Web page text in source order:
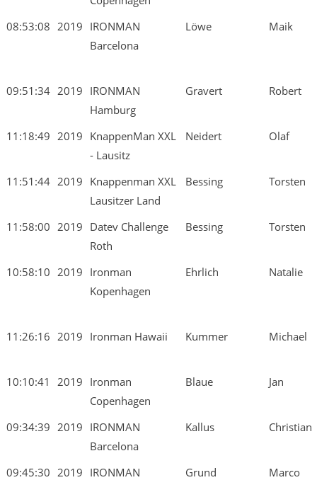
08:53:08 2019 IRONMAN
Barcelona
Löwe Maik
09:51:34 2019 IRONMAN
Hamburg
Gravert Robert
11:18:49 2019 KnappenMan XXL
- Lausitz
Neidert Olaf
11:51:44 2019 Knappenman XXL
Lausitzer Land
Bessing Torsten
11:58:00 2019 Datev Challenge
Roth
Bessing Torsten
10:58:10 2019 Ironman
Kopenhagen
Ehrlich Natalie
11:26:16 2019 Ironman Hawaii Kummer Michael
10:10:41 2019 Ironman
Copenhagen
Blaue Jan
09:34:39 2019 IRONMAN
Barcelona
Kallus Christian
09:45:30 2019 IRONMAN
Grund Marco